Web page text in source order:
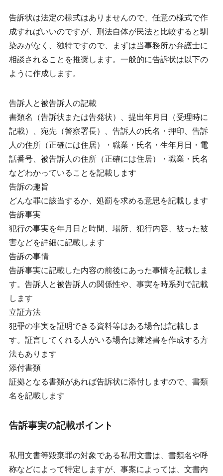
告訴状は法定の様式はありませんので、任意の様式で作
成すればいいのですが、刑法自体が民法と比較すると馴
染みがなく、独特ですので、まずは当事務所か弁護士に
相談されることを推奨します。一般的に告訴状は以下の
ように作成します。
告訴人と被告訴人の記載
書類名（告訴状または告発状）、提出年月日（受理時に
記載）、宛先（警察署長）、告訴人の氏名・押印、告訴
人の住所（正確には住居）・職業・氏名・生年月日・電
話番号、被告訴人の住所（正確には住居）・職業・氏名
などわかっていることを記載します
告訴の趣旨
どんな罪に該当するか、処罰を求める意思を記載します
告訴事実
犯行の事実を年月日と時間、場所、犯行内容、被った被
害などを詳細に記載します
告訴の事情
告訴事実に記載した内容の前後にあった事情を記載しま
す。告訴人と被告訴人の関係性や、事実を時系列で記載
します
立証方法
犯罪の事実を証明できる資料等はある場合は記載しま
す。証言してくれる人がいる場合は陳述書を作成する方
法もあります
添付書類
証拠となる書類があれば告訴状に添付しますので、書類
名を記載します
告訴事実の記載ポイント
私用文書等毀棄罪の対象である私用文書は、書類名や呼
称などによって特定しますが、事案によっては、文書内